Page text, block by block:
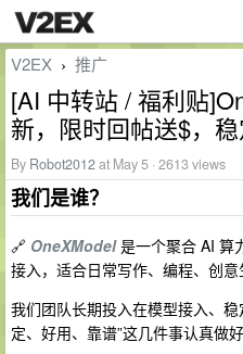
V2EX › 推广
[AI 中转站 / 福利贴
新，限时回帖送$，
By Robot2012at May 5 · 2613 views
我们是谁？
🔗 OneXModel是一个聚合 AI 算
接入，适合日常写作、编程、创
我们团队长期投入在模型接入、
定、好用、靠谱”这几件事认真做好